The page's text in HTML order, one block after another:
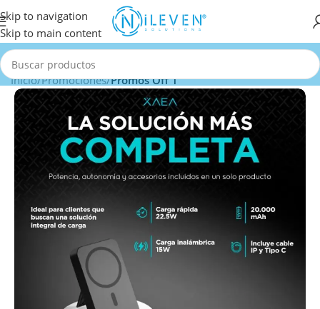
Skip to navigation
Skip to main content
Inicio Promociones Promos Off 1